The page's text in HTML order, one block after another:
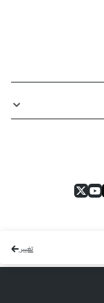
تغيير